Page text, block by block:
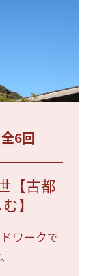
6回
【古都
】
ワークで